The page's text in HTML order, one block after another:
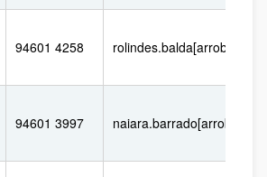
94601 4258
94601 3997